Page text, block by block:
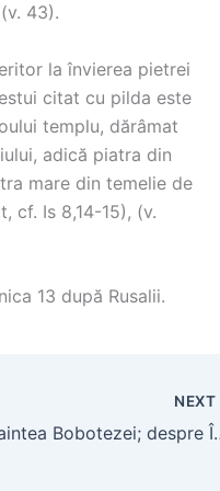
43).
la învierea pietrei
citat cu pilda este
templu, dărâmat
adică piatra din
mare din temelie de
cf. Is 8,14-15), (v.
13 după Rusalii.
NEXT
Duminica